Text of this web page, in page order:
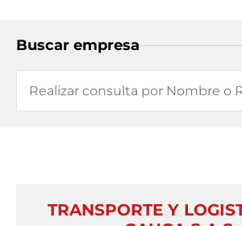
Buscar empresa
TRANSPORTE Y